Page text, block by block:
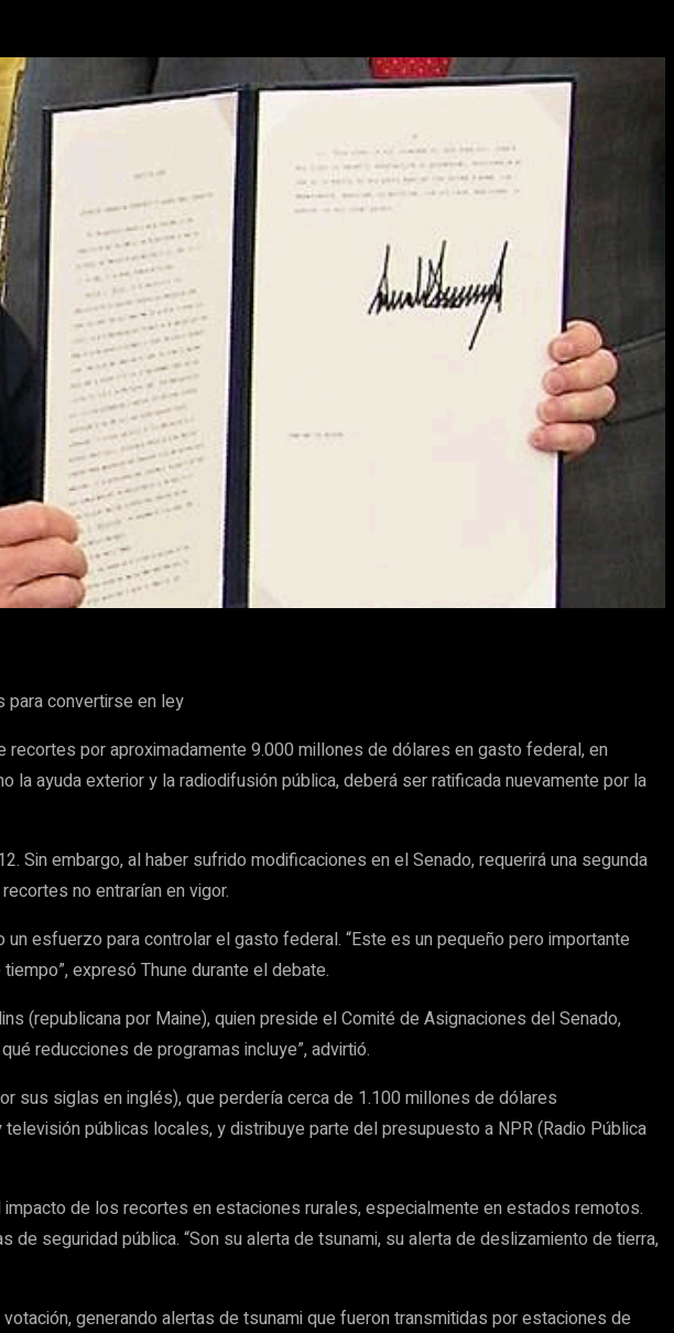
para convertirse en ley
por aproximadamente 9.000 millones de dólares en gasto federal, en
ayuda exterior y la radiodifusión pública, deberá ser ratificada nuevamente por la
Sin embargo, al haber sufrido modificaciones en el Senado, requerirá una segunda
no entrarían en vigor.
esfuerzo para controlar el gasto federal. “Este es un pequeño pero importante
expresó Thune durante el debate.
(republicana por Maine), quien preside el Comité de Asignaciones del Senado,
reducciones de programas incluye”, advirtió.
sus siglas en inglés), que perdería cerca de 1.100 millones de dólares
públicas locales, y distribuye parte del presupuesto a NPR (Radio Pública
de los recortes en estaciones rurales, especialmente en estados remotos.
seguridad pública. “Son su alerta de tsunami, su alerta de deslizamiento de tierra,
generando alertas de tsunami que fueron transmitidas por estaciones de